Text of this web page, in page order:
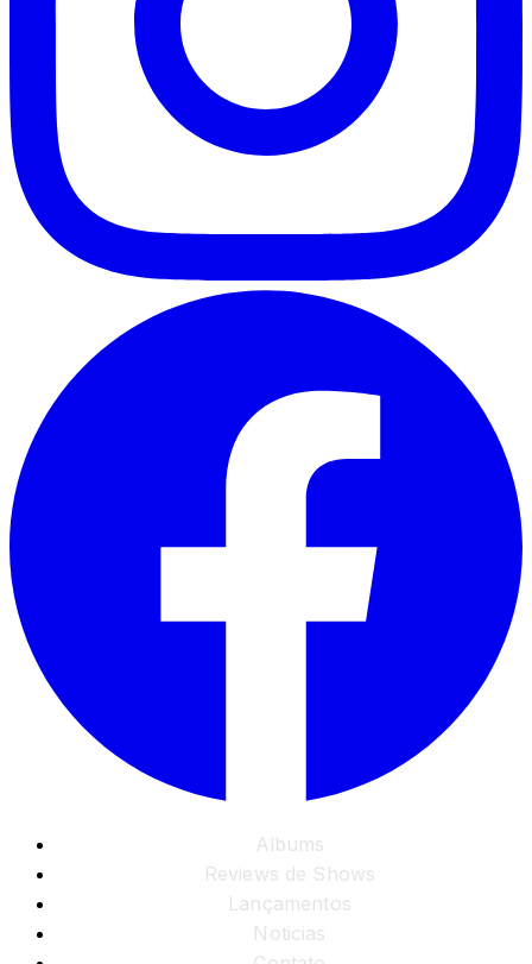
Albums
Reviews de Shows
Lançamentos
Noticias